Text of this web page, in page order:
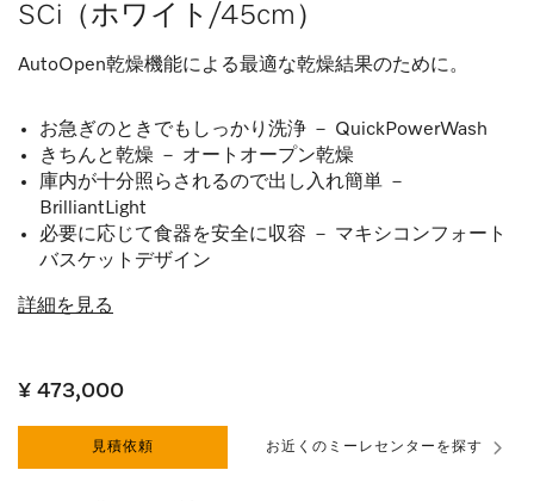
SCi（ホワイト/45cm）
AutoOpen乾燥機能による最適な乾燥結果のために。
お急ぎのときでもしっかり洗浄 － QuickPowerWash
きちんと乾燥 － オートオープン乾燥
庫内が十分照らされるので出し入れ簡単 －
BrilliantLight
必要に応じて食器を安全に収容 － マキシコンフォート
バスケットデザイン
詳細を見る
¥ 473,000
見積依頼 お近くのミーレセンターを探す